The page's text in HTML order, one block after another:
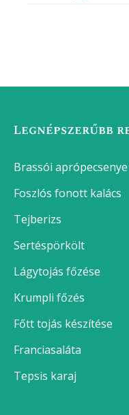
Legnépszerűbb
Brassói aprópecsenye
Foszlós fonott kalács
Tejberizs
Sertéspörkölt
Lágytojás főzése
Krumpli főzés
Főtt tojás készítése
Franciasaláta
Tepsis karaj